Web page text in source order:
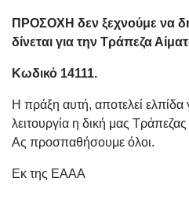
ΠΡΟΣΟΧΗ δεν ξεχνούμε να
δίνεται για την Τράπεζα
Κωδικό 14111.
Η πράξη αυτή, αποτελεί ελπίδα
λειτουργία η δική μας Τράπεζας
Ας προσπαθήσουμε όλοι.
Εκ της ΕΑΑΑ